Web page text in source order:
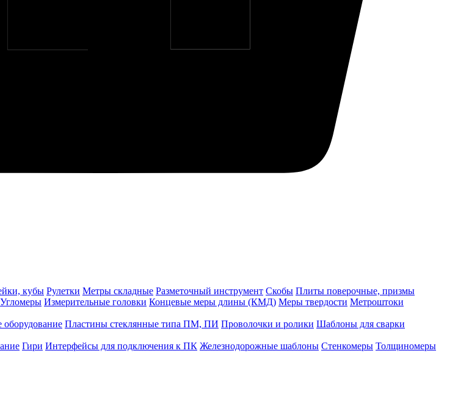
кубы Рулетки Метры складные Разметочный инструмент Скобы Плиты поверочные, призмы
Угломеры Измерительные головки Концевые меры длины (КМД) Меры твердости Метроштоки
оборудование Пластины стеклянные типа ПМ, ПИ Проволочки и ролики Шаблоны для сварки
Гири Интерфейсы для подключения к ПК Железнодорожные шаблоны Стенкомеры Толщиномеры